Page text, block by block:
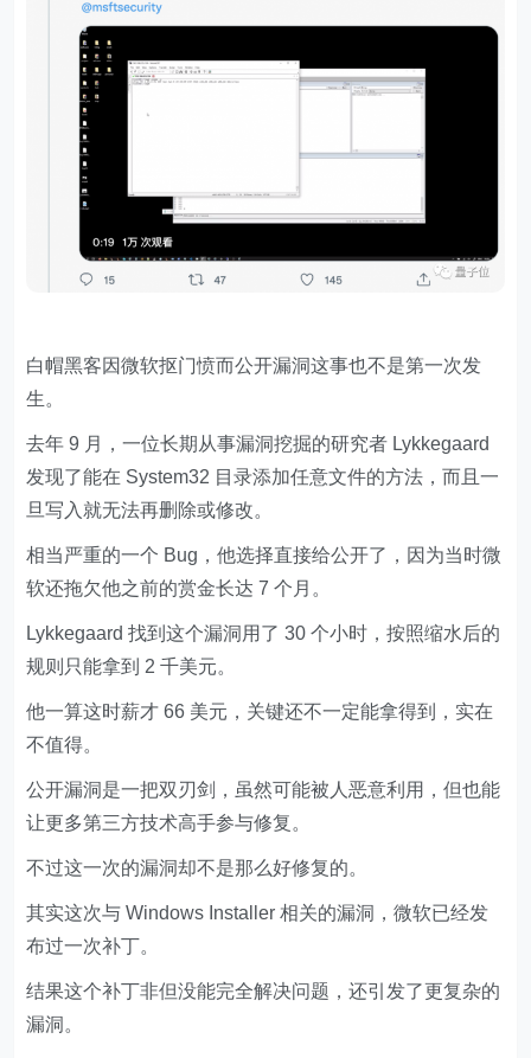
白帽黑客因微软抠门愤而公开漏洞这事也不是第一次发
生。
去年 9 月，一位长期从事漏洞挖掘的研究者 Lykkegaard
发现了能在 System32 目录添加任意文件的方法，而且一
旦写入就无法再删除或修改。
相当严重的一个 Bug，他选择直接给公开了，因为当时微
软还拖欠他之前的赏金长达 7 个月。
Lykkegaard 找到这个漏洞用了 30 个小时，按照缩水后的
规则只能拿到 2 千美元。
他一算这时薪才 66 美元，关键还不一定能拿得到，实在
不值得。
公开漏洞是一把双刃剑，虽然可能被人恶意利用，但也能
让更多第三方技术高手参与修复。
不过这一次的漏洞却不是那么好修复的。
其实这次与 Windows Installer 相关的漏洞，微软已经发
布过一次补丁。
结果这个补丁非但没能完全解决问题，还引发了更复杂的
漏洞。